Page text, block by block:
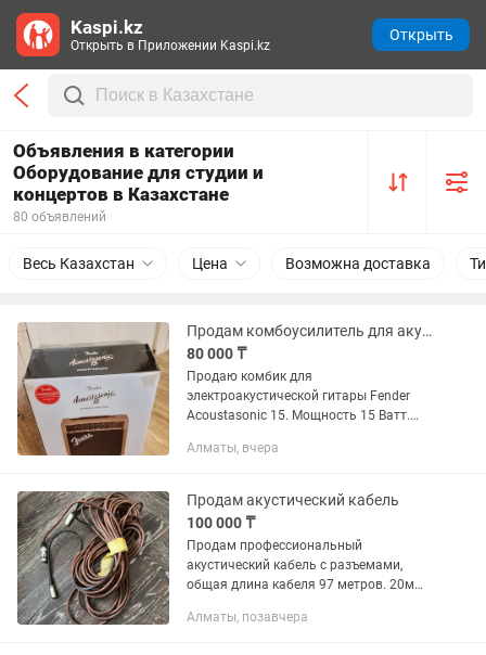
Объявления в категории
Оборудование для студии и
концертов в Казахстане
80 объявлений
Весь Казахстан Цена Возможна доставка
Продам комбоусилитель для акустической гитары Fender Acoustasonic 15
80 000 ₸
Продаю комбик для
электроакустической гитары Fender
Acoustasonic 15. Мощность 15 Ватт.
Пределов комнаты не покидал,
недолго. В...
Алматы, вчера
Продам акустический кабель
100 000 ₸
Продам профессиональный
акустический кабель с разъемами,
общая длина кабеля 97 метров. 20м
1м 10см, 7м 10см, 16м.
Алматы, позавчера
Kaspi.kz
Открыть в Приложении Kaspi.kz
Открыть